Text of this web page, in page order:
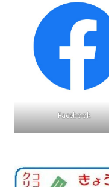
2022.8.9 福島第
着工
2022.12.25美浜
超 老朽対策容認
2023.1.19 東電
原子力規制委員会
Facebook